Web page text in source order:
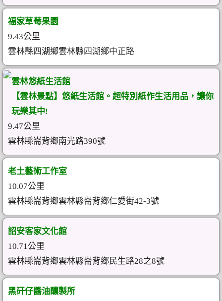
福家草莓果園
9.43公里
雲林縣四湖鄉雲林縣四湖鄉中正路
雲林悠紙生活館
【雲林景點】悠紙生活館。超特別紙作生活用品，讓你
玩樂其中!
9.47公里
雲林縣崙背鄉南光路390號
老土藝術工作室
10.07公里
雲林縣崙背鄉雲林縣崙背鄉仁愛街42-3號
詔安客家文化館
10.71公里
雲林縣崙背鄉雲林縣崙背鄉民生路28之8號
黑矸仔醬油釀製所